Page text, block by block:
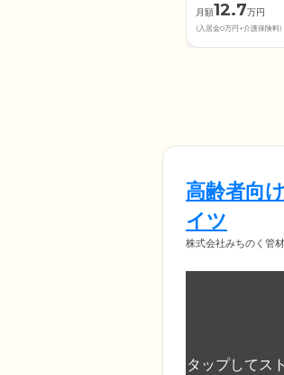
月額12.7万円
(入居金0万円+介護保険料)
高齢者向
イツ
株式会社みちのく管材